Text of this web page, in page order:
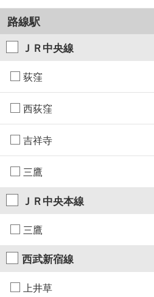
路線駅
ＪＲ中央線
荻窪
西荻窪
吉祥寺
三鷹
ＪＲ中央本線
三鷹
西武新宿線
上井草